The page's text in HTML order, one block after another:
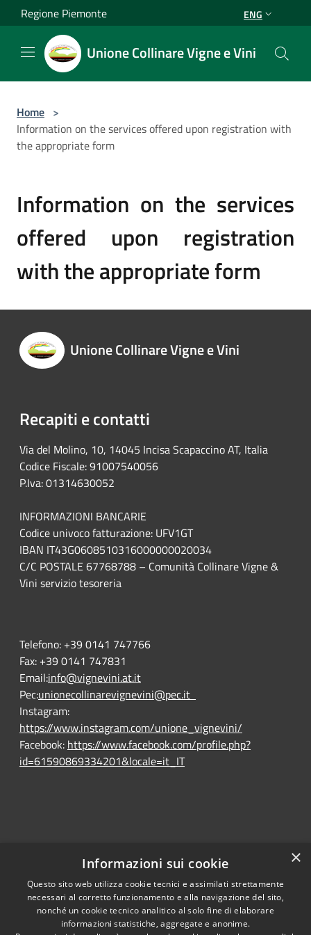
Salta al contenuto principale
Regione Piemonte ENG
Unione Collinare Vigne e Vini
Home >
Information on the services offered upon registration with
the appropriate form
Information on the services
offered upon registration
with the appropriate form
Unione Collinare Vigne e Vini
Recapiti e contatti
Via del Molino, 10, 14045 Incisa Scapaccino AT, Italia
Codice Fiscale: 91007540056
P.Iva: 01314630052
INFORMAZIONI BANCARIE
Codice univoco fatturazione: UFV1GT
IBAN IT43G0608510316000000020034
C/C POSTALE 67768788 – Comunità Collinare Vigne &
Vini servizio tesoreria
Telefono: +39 0141 747766
Fax: +39 0141 747831
Email:info@vignevini.at.it
Pec:unionecollinarevignevini@pec.it
Instagram:
https://www.instagram.com/unione_vignevini/
Facebook: https://www.facebook.com/profile.php?
id=61590869334201&locale=it_IT
RSS
Accessibility
Ente convenzionato
Astigov
×
Informazioni sui cookie
Questo sito web utilizza cookie tecnici e assimilati strettamente
necessari al corretto funzionamento e alla navigazione del sito,
nonché un cookie tecnico analitico al solo fine di elaborare
informazioni statistiche, aggregate e anonime.